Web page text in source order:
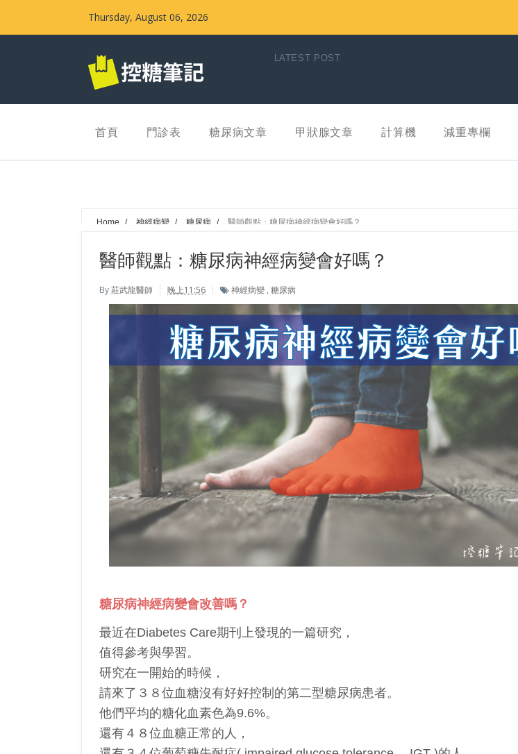
Thursday, August 06, 2026
LATEST POST
首頁 門診表 糖尿病文章 甲狀腺文章 計算機 減重專欄
Home / 神經病變 / 糖尿病 / 醫師觀點：糖尿病神經病變會好嗎？
醫師觀點：糖尿病神經病變會好嗎？
By莊武龍醫師 晚上11:56 神經病變 , 糖尿病
糖尿病神經病變會改善嗎？
最近在Diabetes Care期刊上發現的一篇研究，
值得參考與學習。
研究在一開始的時候，
請來了３８位血糖沒有好好控制的第二型糖尿病患者。
他們平均的糖化血素色為9.6%。
還有４８位血糖正常的人，